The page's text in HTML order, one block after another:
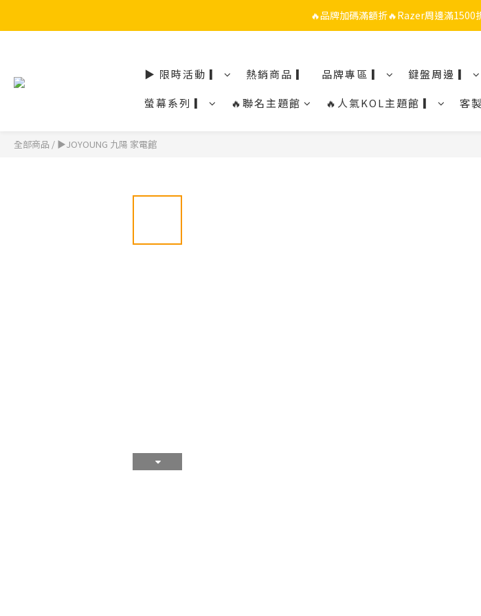
🔥品牌限定滿額折🔥ROG周邊滿1500
🔥品牌加碼滿額折🔥Razer周邊滿1500
🔥品牌限定滿額折🔥ROG周邊滿
▶ 限時活動 ▎ 熱銷商品 ▎ 品牌專區 ▎ 鍵盤周邊 ▎
螢幕系列 ▎
🔥聯名主題館 🔥人氣KOL主題館 ▎ 客
全部商品 / ▶JOYOUNG 九陽 家電館